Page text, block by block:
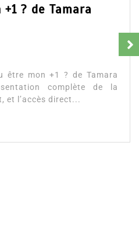
: été 2026
à lire si vous aimez les